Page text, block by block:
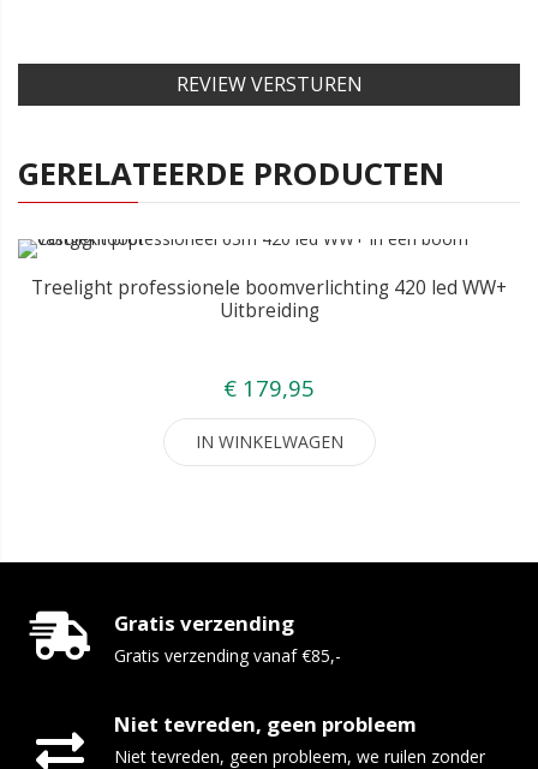
REVIEW VERSTUREN
GERELATEERDE PRODUCTEN
Treelight professionele boomverlichting 420 led WW+
Uitbreiding
€ 179,95
IN WINKELWAGEN
Gratis verzending
Gratis verzending vanaf €85,-
Niet tevreden, geen probleem
Niet tevreden, geen probleem, we ruilen zonder